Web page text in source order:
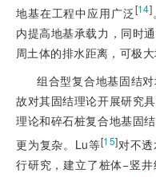
地基在工程中应用广泛[14]
内提高地基承载力，同时
周土体的排水距离，可极
组合型复合地基固结
故对其固结理论开展研究
理论和碎石桩复合地基固
更为复杂。Lu等[15]对不
行研究，建立了桩体−竖